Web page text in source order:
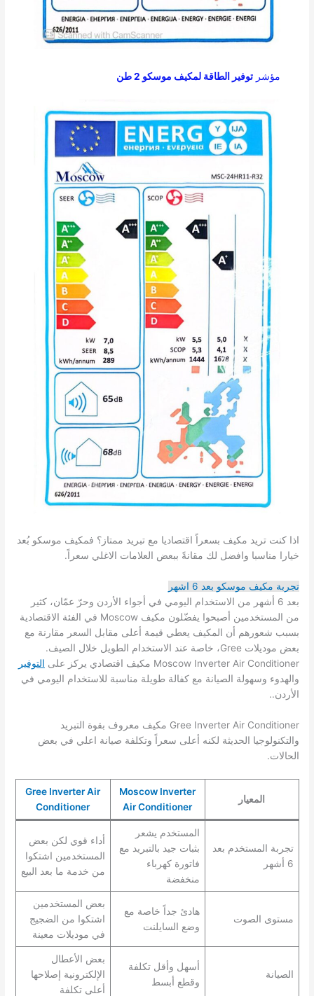
مؤشرتوفير الطاقة لمكيف موسكو 2 طن
اذا كنت تريد مكيف بسعراً اقتصاديا مع تبريد ممتاز؟ فمكيف موسكو بُعد
خيارا مناسبا وافضل لك مقانةً ببعض العلامات الاغلي سعراً.
تجربة مكيف موسكو بعد 6 اشهر
بعد 6 أشهر من الاستخدام اليومي في أجواء الأردن وحرّ عمّان، كثير
من المستخدمين أصبحوا يفضّلون مكيف Moscow في الفئة الاقتصادية
بسبب شعورهم أن المكيف يعطي قيمة أعلى مقابل السعر مقارنة مع
بعض موديلات Gree، خاصة عند الاستخدام الطويل خلال الصيف.
Moscow Inverter Air Conditioner مكيف اقتصادي يركز على
التوفير
والهدوء وسهولة الصيانة مع كفالة طويلة مناسبة للاستخدام اليومي في
الأردن..
Gree Inverter Air Conditioner مكيف معروف بقوة التبريد
والتكنولوجيا الحديثة لكنه أعلى سعراً وتكلفة صيانة اعلي في بعض
الحالات.
المعيار
Moscow Inverter
Air Conditioner
Gree Inverter Air
Conditioner
تجربة المستخدم بعد
6 أشهر
المستخدم يشعر
بثبات جيد بالتبريد مع
فاتورة كهرباء
منخفضة
أداء قوي لكن بعض
المستخدمين اشتكوا
من خدمة ما بعد البيع
مستوى الصوت
هادئ جداً خاصة مع
وضع السايلنت
بعض المستخدمين
اشتكوا من الضجيج
في موديلات معينة
الصيانة
أسهل وأقل تكلفة
وقطع أبسط
بعض الأعطال
الإلكترونية إصلاحها
أعلى تكلفة